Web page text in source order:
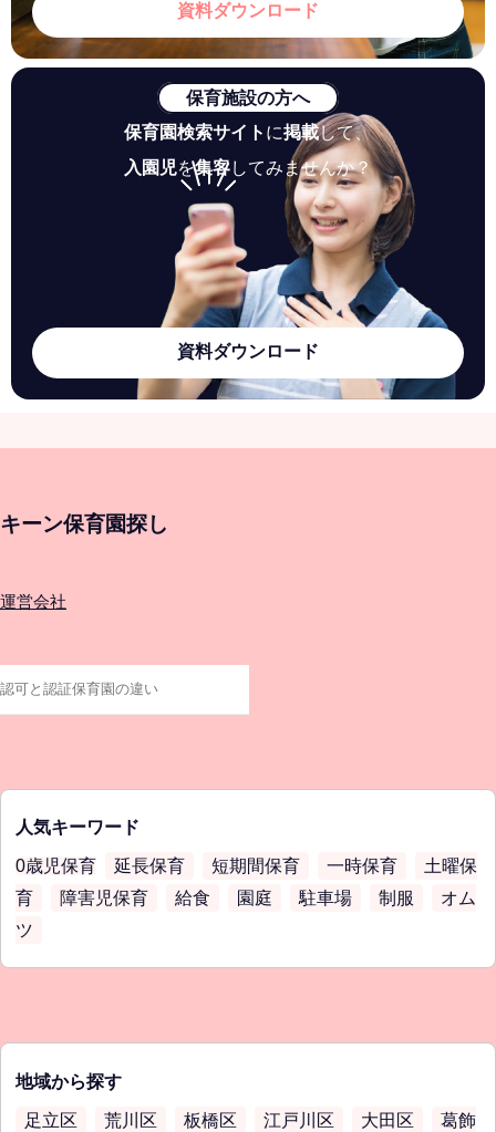
資料ダウンロード
保育施設の方へ
保育園検索サイト に掲載して、
入園児を集客してみませんか？
資料ダウンロード
キーン保育園探し
運営会社
人気キーワード
0歳児保育 延長保育 短期間保育 一時保育
土曜保
育
障害児保育 給食 園庭 駐車場 制服
オム
ツ
地域から探す
足立区 荒川区 板橋区 江戸川区 大田区 葛飾